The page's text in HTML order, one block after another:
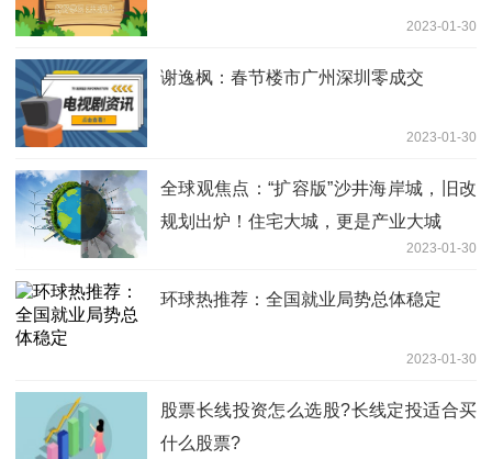
2023-01-30
谢逸枫：春节楼市广州深圳零成交
2023-01-30
全球观焦点：“扩容版”沙井海岸城，旧改
规划出炉！住宅大城，更是产业大城
2023-01-30
环球热推荐：全国就业局势总体稳定
2023-01-30
股票长线投资怎么选股?长线定投适合买
什么股票?